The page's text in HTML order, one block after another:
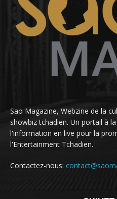
Sao Magazine, Webzine de la
showbiz tchadien. Un portail à
l'information en live pour la
l'Entertainment Tchadien.
Contactez-nous: